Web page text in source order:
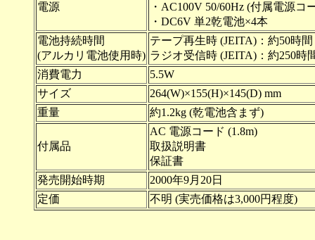
電源
・AC100V 50/60Hz (付属電源コ
・DC6V 単2乾電池×4本
電池持続時間
(アルカリ電池使用時)
テープ再生時 (JEITA)：約50時間
ラジオ受信時 (JEITA)：約250時
消費電力
5.5W
サイズ
264(W)×155(H)×145(D) mm
重量
約1.2kg (乾電池含まず)
付属品
AC 電源コード (1.8m)
取扱説明書
保証書
発売開始時期
2000年9月20日
定価
不明 (実売価格は3,000円程度)